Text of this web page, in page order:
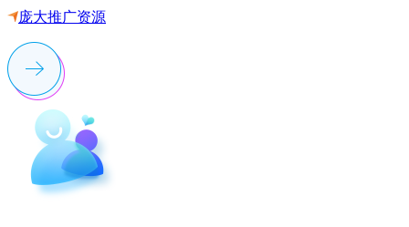
庞大推广资源